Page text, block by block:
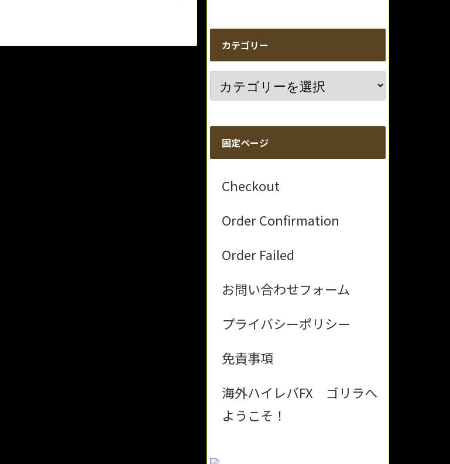
カテゴリー
固定ページ
Checkout
Order Confirmation
Order Failed
お問い合わせフォーム
プライバシーポリシー
免責事項
海外ハイレバFX ゴリラへ
ようこそ！